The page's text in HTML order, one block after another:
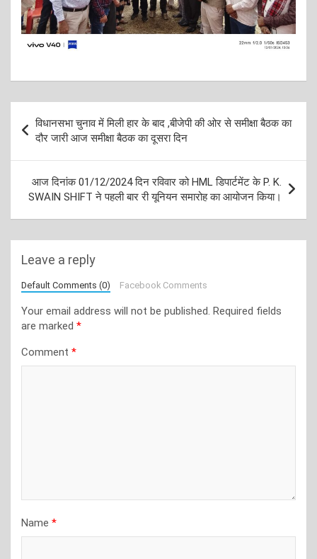
Post
navigation
विधानसभा चुनाव में मिली हार के बाद ,बीजेपी की ओर से समीक्षा बैठक का
दौर जारी आज समीक्षा बैठक का दूसरा दिन
आज दिनांक 01/12/2024 दिन रविवार को HML डिपार्टमेंट के P. K.
SWAIN SHIFT ने पहली बार री यूनियन समारोह का आयोजन किया।
Leave a reply
Default Comments (0) Facebook Comments
Your email address will not be published. Required fields
are marked *
Comment *
Name *